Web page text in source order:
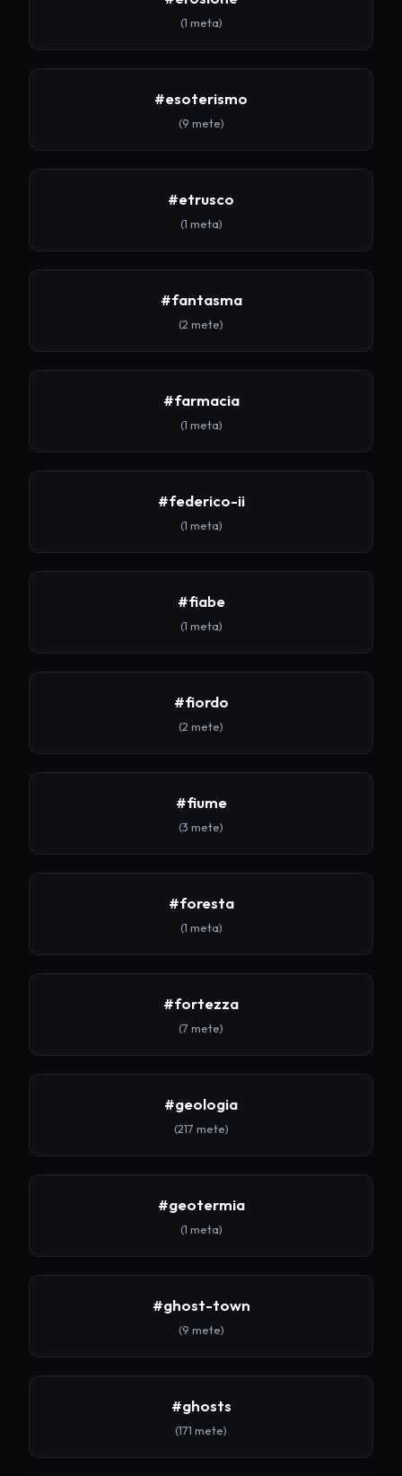
(1 meta)
#esoterismo
(9 mete)
#etrusco
(1 meta)
#fantasma
(2 mete)
#farmacia
(1 meta)
#federico-ii
(1 meta)
#fiabe
(1 meta)
#fiordo
(2 mete)
#fiume
(3 mete)
#foresta
(1 meta)
#fortezza
(7 mete)
#geologia
(217 mete)
#geotermia
(1 meta)
#ghost-town
(9 mete)
#ghosts
(171 mete)